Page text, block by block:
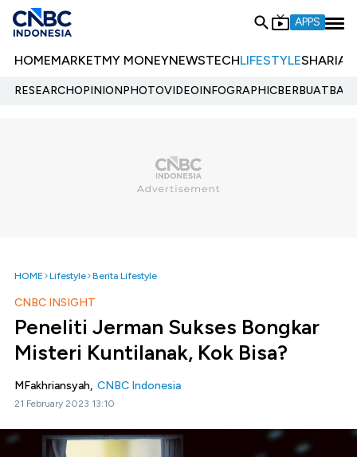
APPS
HOMEMARKETMY MONEYNEWSTECHLIFESTYLESHARIA
RESEARCHOPINIONPHOTOVIDEOINFOGRAPHIC
HOME Lifestyle Berita Lifestyle
CNBC INSIGHT
Peneliti Jerman Sukses Bongkar
Misteri Kuntilanak, Kok Bisa?
MFakhriansyah, CNBC Indonesia
21 February 2023 13:10